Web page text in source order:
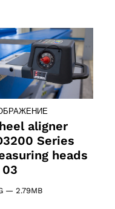
aligner
Series
heads
03
— 2.79MB